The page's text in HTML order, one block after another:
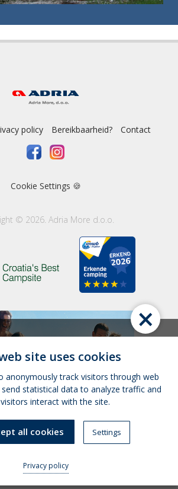
policy Bereikbaarheid? Contact
Cookie Settings 🍪
© 2026. Adria More d.o.o.
×
site uses cookies
anonymously track visitors through web
statistical data to analyze traffic and
interact with the site.
Privacy policy
all cookies Settings